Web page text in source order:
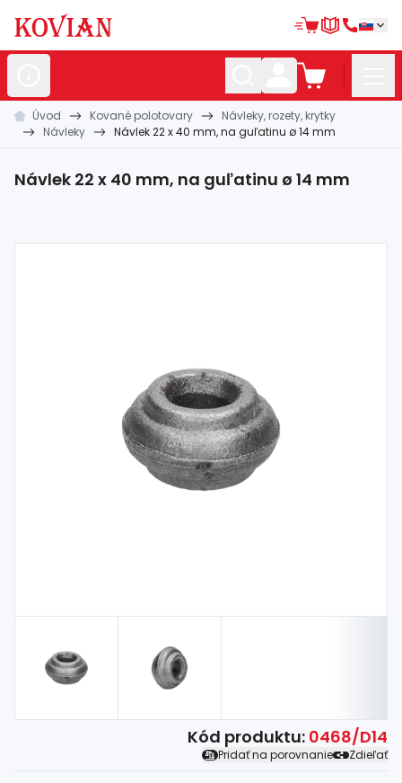
Nerezovépolotovary
materiál
Úvod Kované polotovary
Návleky, rozety, krytky
Návleky
Návlek 22 x 40 mm, na guľatinu ø 14 mm
Návlek 22 x 40 mm, na guľatinu ø 14 mm
Kód produktu: 0468/D14
Pridať na porovnanie Zdieľať